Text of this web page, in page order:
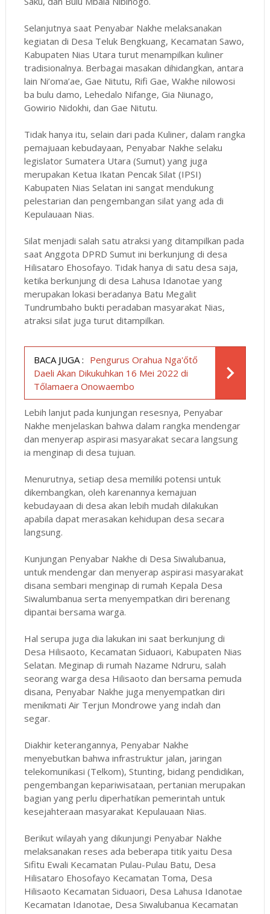
Selanjutnya saat Penyabar Nakhe melaksanakan
kegiatan di Desa Teluk Bengkuang, Kecamatan Sawo,
Kabupaten Nias Utara turut menampilkan kuliner
tradisionalnya. Berbagai masakan dihidangkan, antara
lain Ni’oma’ae, Gae Nitutu, Rifi Gae, Wakhe nilowosi
ba bulu damo, Lehedalo Nifange, Gia Niunago,
Gowirio Nidokhi, dan Gae Nitutu.
Tidak hanya itu, selain dari pada Kuliner, dalam rangka
pemajuaan kebudayaan, Penyabar Nakhe selaku
legislator Sumatera Utara (Sumut) yang juga
merupakan Ketua Ikatan Pencak Silat (IPSI)
Kabupaten Nias Selatan ini sangat mendukung
pelestarian dan pengembangan silat yang ada di
Kepulauaan Nias.
Silat menjadi salah satu atraksi yang ditampilkan pada
saat Anggota DPRD Sumut ini berkunjung di desa
Hilisataro Ehosofayo. Tidak hanya di satu desa saja,
ketika berkunjung di desa Lahusa Idanotae yang
merupakan lokasi beradanya Batu Megalit
Tundrumbaho bukti peradaban masyarakat Nias,
atraksi silat juga turut ditampilkan.
BACA JUGA : Pengurus Orahua Nga'őtő
Daeli Akan Dikukuhkan 16 Mei 2022 di
Tőlamaera Onowaembo
Lebih lanjut pada kunjungan resesnya, Penyabar
Nakhe menjelaskan bahwa dalam rangka mendengar
dan menyerap aspirasi masyarakat secara langsung
ia menginap di desa tujuan.
Menurutnya, setiap desa memiliki potensi untuk
dikembangkan, oleh karenannya kemajuan
kebudayaan di desa akan lebih mudah dilakukan
apabila dapat merasakan kehidupan desa secara
langsung.
Kunjungan Penyabar Nakhe di Desa Siwalubanua,
untuk mendengar dan menyerap aspirasi masyarakat
disana sembari menginap di rumah Kepala Desa
Siwalumbanua serta menyempatkan diri berenang
dipantai bersama warga.
Hal serupa juga dia lakukan ini saat berkunjung di
Desa Hilisaoto, Kecamatan Siduaori, Kabupaten Nias
Selatan. Meginap di rumah Nazame Ndruru, salah
seorang warga desa Hilisaoto dan bersama pemuda
disana, Penyabar Nakhe juga menyempatkan diri
menikmati Air Terjun Mondrowe yang indah dan
segar.
Diakhir keterangannya, Penyabar Nakhe
menyebutkan bahwa infrastruktur jalan, jaringan
telekomunikasi (Telkom), Stunting, bidang pendidikan,
pengembangan kepariwisataan, pertanian merupakan
bagian yang perlu diperhatikan pemerintah untuk
kesejahteraan masyarakat Kepulauaan Nias.
Berikut wilayah yang dikunjungi Penyabar Nakhe
melaksanakan reses ada beberapa titik yaitu Desa
Sifitu Ewali Kecamatan Pulau-Pulau Batu, Desa
Hilisataro Ehosofayo Kecamatan Toma, Desa
Hilisaoto Kecamatan Siduaori, Desa Lahusa Idanotae
Kecamatan Idanotae, Desa Siwalubanua Kecamatan